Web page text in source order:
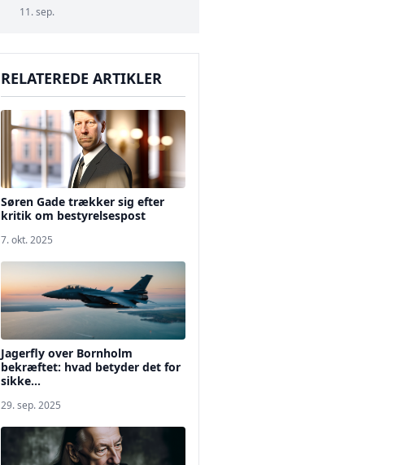
11. sep.
RELATEREDE ARTIKLER
Søren Gade trækker sig efter
kritik om bestyrelsespost
7. okt. 2025
Jagerfly over Bornholm
bekræftet: hvad betyder det for
sikke...
29. sep. 2025